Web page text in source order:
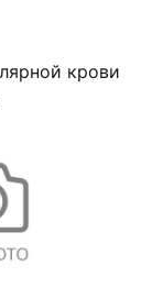
крови